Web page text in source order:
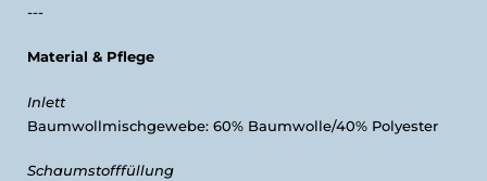
---
Material & Pflege
Inlett
Baumwollmischgewebe: 60% Baumwolle/40% Polyester
Schaumstofffüllung